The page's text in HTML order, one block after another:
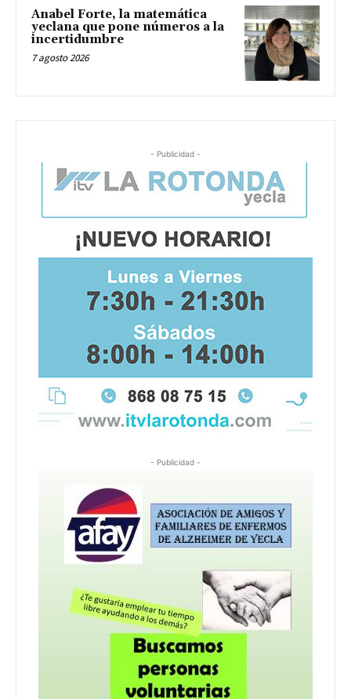
Anabel Forte, la matemática
yeclana que pone números a la
incertidumbre
7 agosto 2026
- Publicidad -
- Publicidad -